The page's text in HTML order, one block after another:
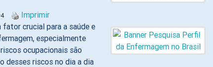
Imprimir
crucial para a saúde e
especialmente
ocupacionais são
desses riscos no dia a dia